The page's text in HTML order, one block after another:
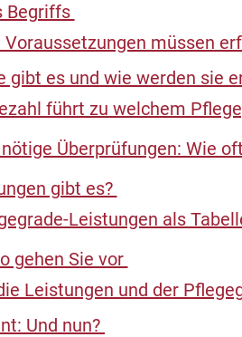
Begriffs
Voraussetzungen müssen
gibt es und wie werden sie
führt zu welchem
Überprüfungen: Wie
gibt es?
Leistungen als
gehen Sie vor
Leistungen und der
Und nun?